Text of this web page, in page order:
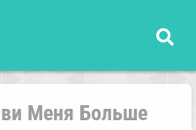
Меня Больше